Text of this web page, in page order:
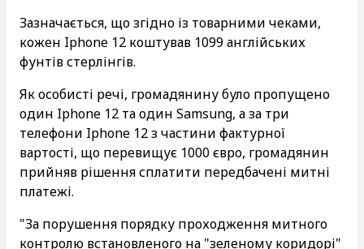
Зазначається, що згідно із товарними чеками,
кожен Iphone 12 коштував 1099 англійських
фунтів стерлінгів.
Як особисті речі, громадянину було пропущено
один Iphone 12 та один Samsung, а за три
телефони Iphone 12 з частини фактурної
вартості, що перевищує 1000 євро, громадянин
прийняв рішення сплатити передбачені митні
платежі.
"За порушення порядку проходження митного
контролю встановленого на "зеленому коридорі"